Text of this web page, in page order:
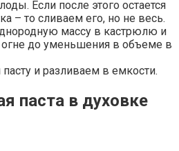
Если после этого остается
– то сливаем его, но не весь.
массу в кастрюлю и
до уменьшения в объеме в
и разливаем в емкости.
паста в духовке